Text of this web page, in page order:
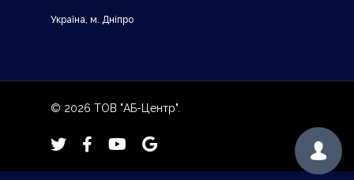
Україна, м. Дніпро
© 2026 ТОВ "АБ-Центр".
twitter facebookyoutubegoogle-